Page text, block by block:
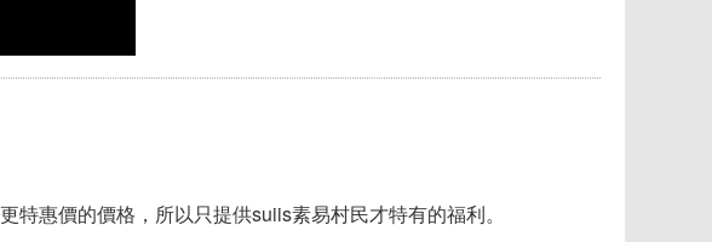
惠價的價格，所以只提供suiis素易村民才特有的福利。